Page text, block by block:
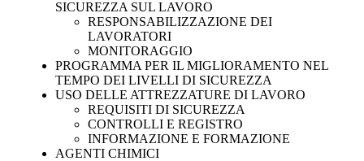
SICUREZZA SUL LAVORO
RESPONSABILIZZAZIONE DEI
LAVORATORI
MONITORAGGIO
PROGRAMMA PER IL MIGLIORAMENTO NEL
TEMPO DEI LIVELLI DI SICUREZZA
USO DELLE ATTREZZATURE DI LAVORO
REQUISITI DI SICUREZZA
CONTROLLI E REGISTRO
INFORMAZIONE E FORMAZIONE
AGENTI CHIMICI